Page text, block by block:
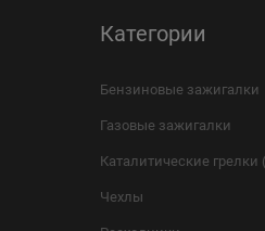
Категории
Бензиновые зажигалки
Газовые зажигалки
Каталитические грелки
Чехлы